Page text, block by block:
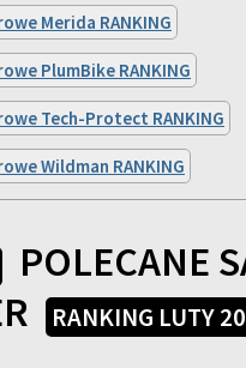
Merida RANKING
PlumBike RANKING
Tech-Protect RANKING
Wildman RANKING
POLECANE
RANKING LUTY